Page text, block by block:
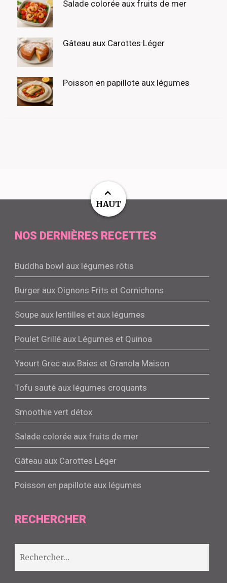
Salade colorée aux fruits de mer
Gâteau aux Carottes Léger
Poisson en papillote aux légumes
NOS DERNIÈRES RECETTES
Buddha bowl aux légumes rôtis
Burger aux Oignons Frits et Cornichons
Soupe aux lentilles et aux légumes
Poulet Grillé aux Légumes et Quinoa
Yaourt Grec aux Baies et Granola Maison
Tofu sauté aux légumes croquants
Smoothie vert détox
Salade colorée aux fruits de mer
Gâteau aux Carottes Léger
Poisson en papillote aux légumes
RECHERCHER
HAUT